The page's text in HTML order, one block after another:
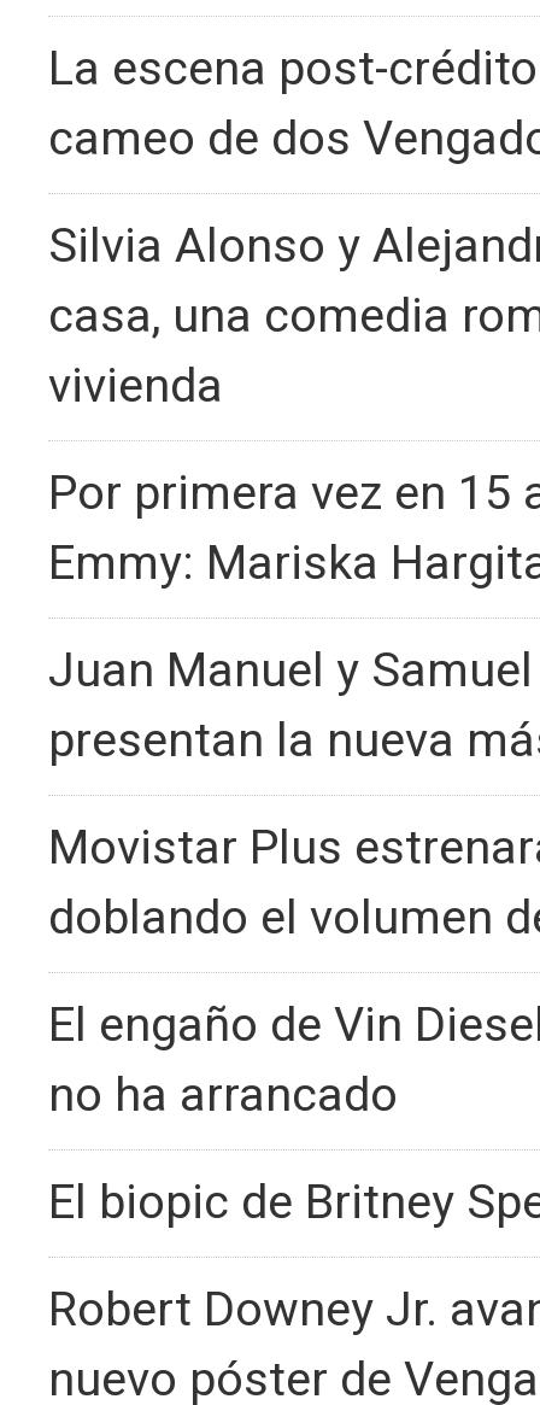
La escena post-
cameo de dos
Silvia Alonso y
casa, una comedia
vivienda
Por primera vez en
Emmy: Mariska
Juan Manuel y
presentan la nueva
Movistar Plus
doblando el volumen
El engaño de Vin
no ha arrancado
El biopic de Britney
Robert Downey Jr.
nuevo póster de